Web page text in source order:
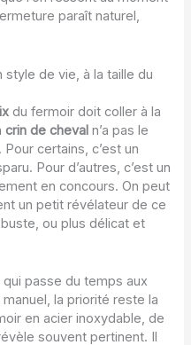
paraît naturel,
de vie, à la taille du
du fermoir doit coller à la
crin de cheval n’a pas le
certains, c’est un
Pour d’autres, c’est un
en concours. On peut
un petit révélateur de ce
ou plus délicat et
passe du temps aux
la priorité reste la
en acier inoxydable, de
souvent pertinent. Il